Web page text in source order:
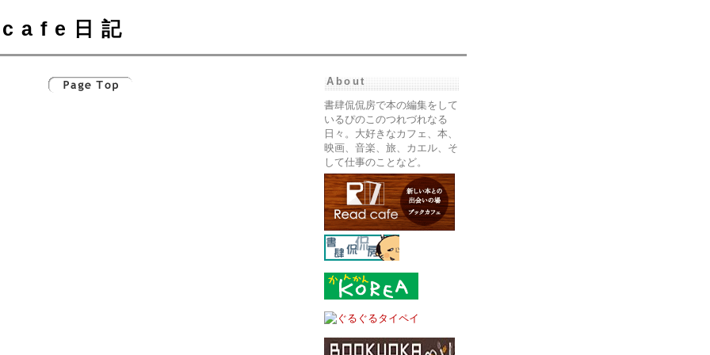
cafe日記
About
書肆侃侃房で本の編集をして
いるぴのこのつれづれなる
日々。大好きなカフェ、本、
映画、音楽、旅、カエル、そ
して仕事のことなど。